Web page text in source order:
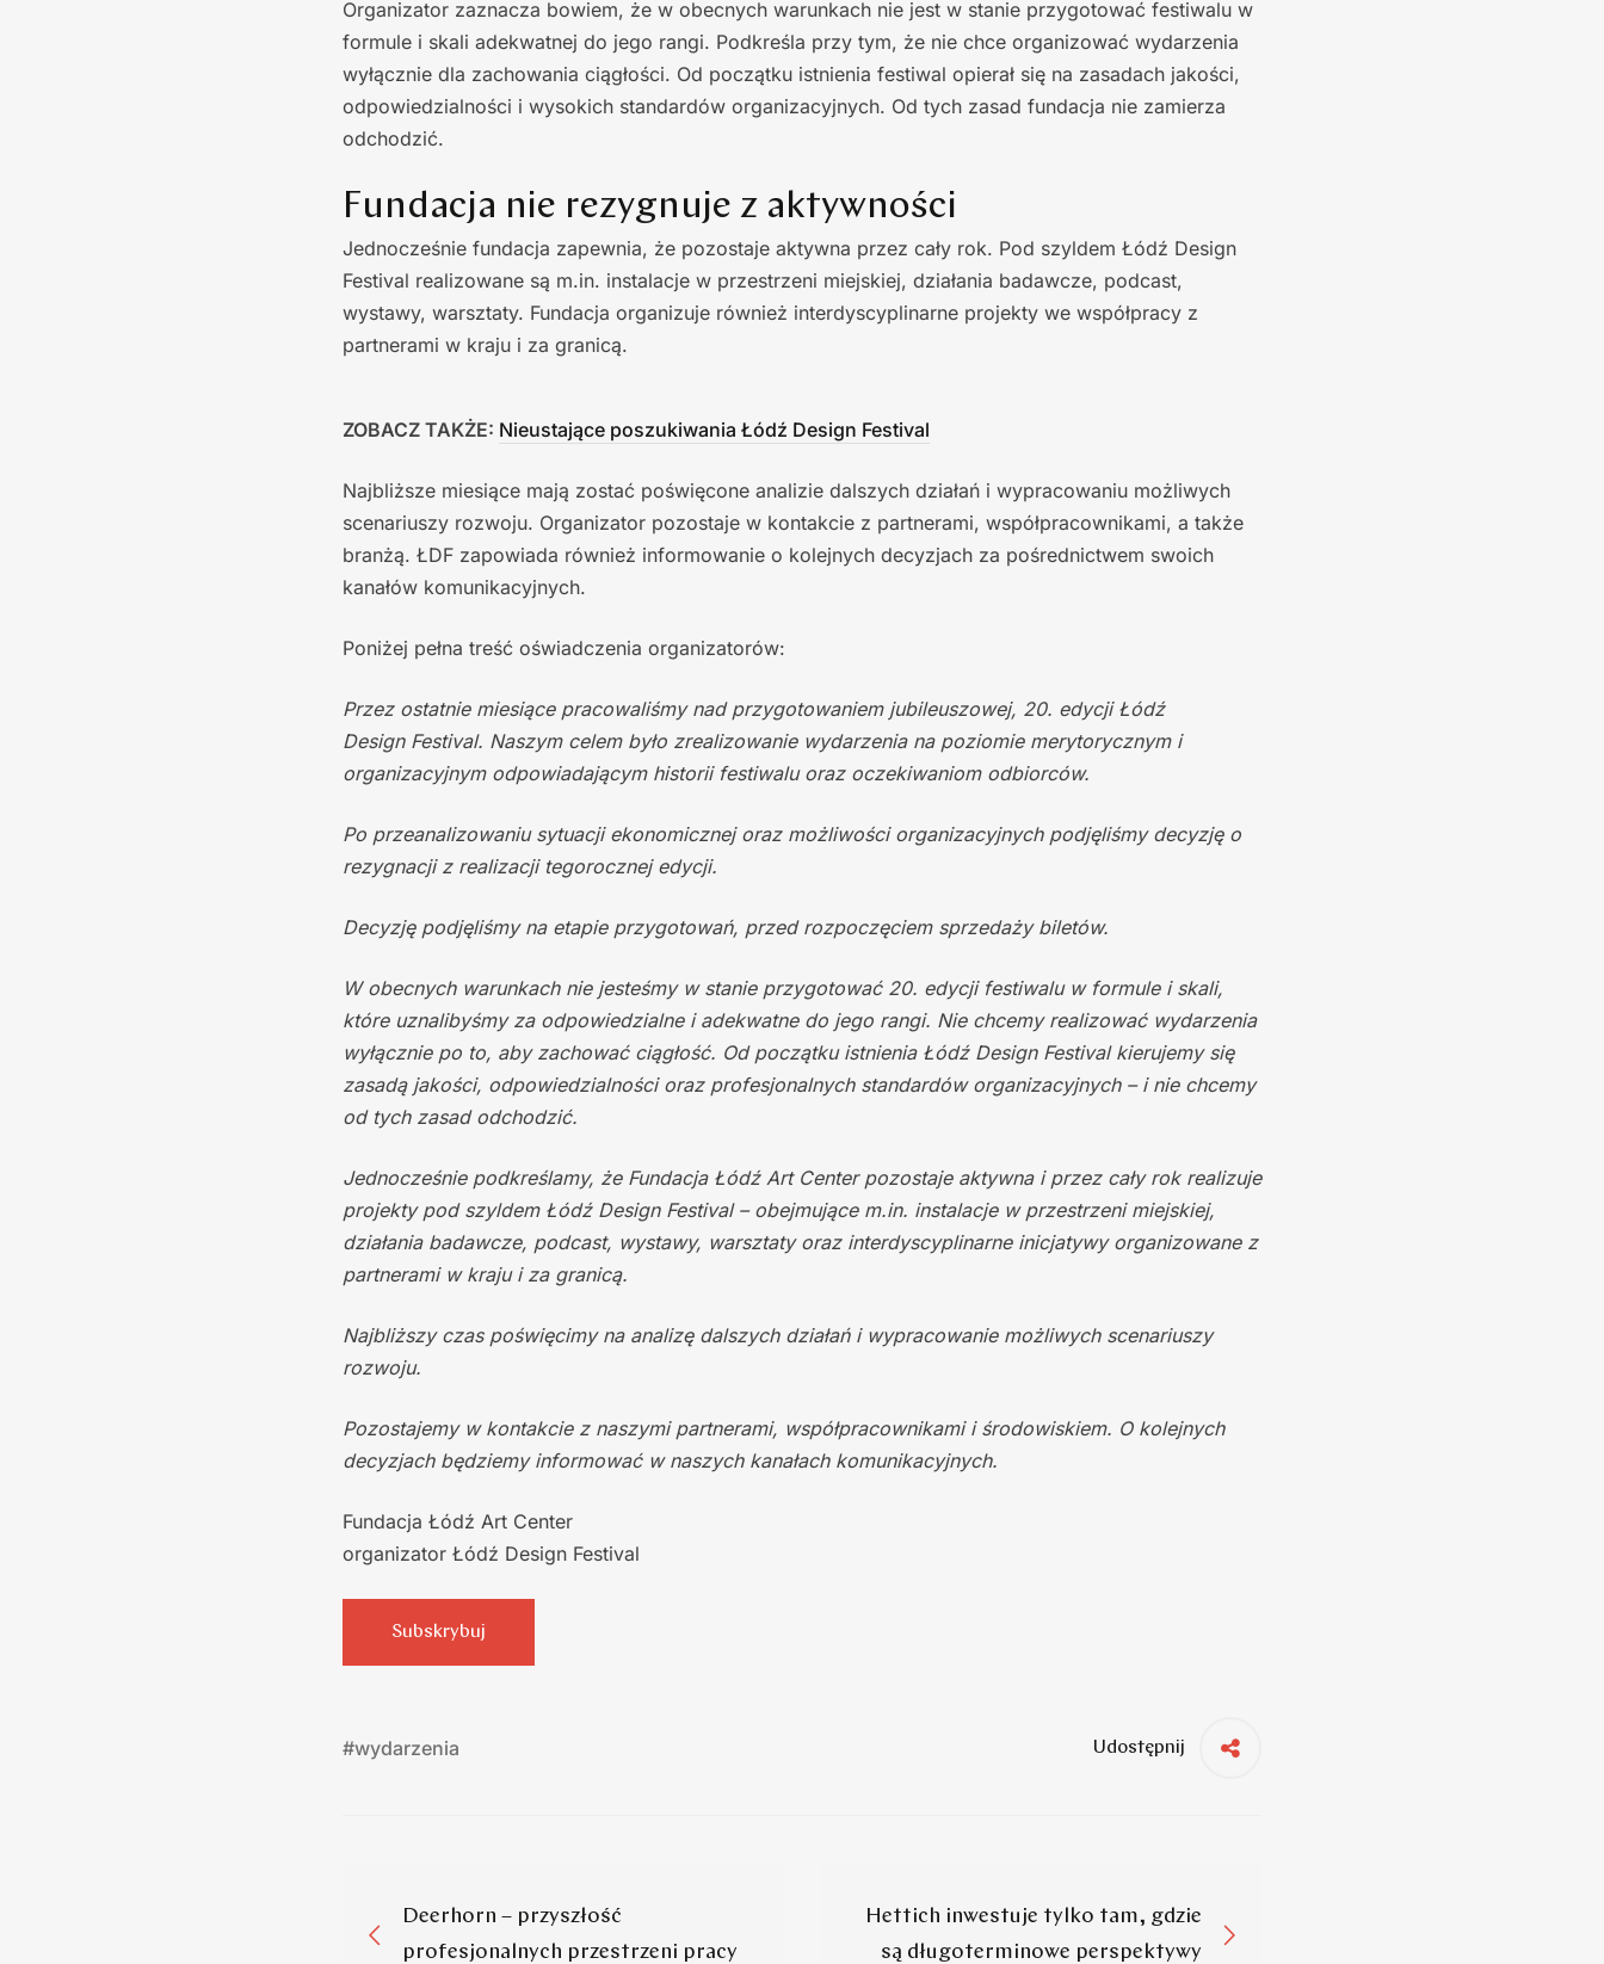
Organizator zaznacza bowiem, że w obecnych warunkach nie jest w stanie przygotować festiwalu w
formule i skali adekwatnej do jego rangi. Podkreśla przy tym, że nie chce organizować wydarzenia
wyłącznie dla zachowania ciągłości. Od początku istnienia festiwal opierał się na zasadach jakości,
odpowiedzialności i wysokich standardów organizacyjnych. Od tych zasad fundacja nie zamierza
odchodzić.
Fundacja nie rezygnuje z aktywności
Jednocześnie fundacja zapewnia, że pozostaje aktywna przez cały rok. Pod szyldem Łódź Design
Festival realizowane są m.in. instalacje w przestrzeni miejskiej, działania badawcze, podcast,
wystawy, warsztaty. Fundacja organizuje również interdyscyplinarne projekty we współpracy z
partnerami w kraju i za granicą.
ZOBACZ TAKŻE: Nieustające poszukiwania Łódź Design Festival
Najbliższe miesiące mają zostać poświęcone analizie dalszych działań i wypracowaniu możliwych
scenariuszy rozwoju. Organizator pozostaje w kontakcie z partnerami, współpracownikami, a także
branżą. ŁDF zapowiada również informowanie o kolejnych decyzjach za pośrednictwem swoich
kanałów komunikacyjnych.
Poniżej pełna treść oświadczenia organizatorów:
Przez ostatnie miesiące pracowaliśmy nad przygotowaniem jubileuszowej, 20. edycji Łódź
Design Festival. Naszym celem było zrealizowanie wydarzenia na poziomie merytorycznym i
organizacyjnym odpowiadającym historii festiwalu oraz oczekiwaniom odbiorców.
Po przeanalizowaniu sytuacji ekonomicznej oraz możliwości organizacyjnych podjęliśmy decyzję o
rezygnacji z realizacji tegorocznej edycji.
Decyzję podjęliśmy na etapie przygotowań, przed rozpoczęciem sprzedaży biletów.
W obecnych warunkach nie jesteśmy w stanie przygotować 20. edycji festiwalu w formule i skali,
które uznalibyśmy za odpowiedzialne i adekwatne do jego rangi. Nie chcemy realizować wydarzenia
wyłącznie po to, aby zachować ciągłość. Od początku istnienia Łódź Design Festival kierujemy się
zasadą jakości, odpowiedzialności oraz profesjonalnych standardów organizacyjnych – i nie chcemy
od tych zasad odchodzić.
Jednocześnie podkreślamy, że Fundacja Łódź Art Center pozostaje aktywna i przez cały rok realizuje
projekty pod szyldem Łódź Design Festival – obejmujące m.in. instalacje w przestrzeni miejskiej,
działania badawcze, podcast, wystawy, warsztaty oraz interdyscyplinarne inicjatywy organizowane z
partnerami w kraju i za granicą.
Najbliższy czas poświęcimy na analizę dalszych działań i wypracowanie możliwych scenariuszy
rozwoju.
Pozostajemy w kontakcie z naszymi partnerami, współpracownikami i środowiskiem. O kolejnych
decyzjach będziemy informować w naszych kanałach komunikacyjnych.
Fundacja Łódź Art Center
organizator Łódź Design Festival
Subskrybuj
#wydarzenia Udostępnij
Deerhorn – przyszłość
profesjonalnych przestrzeni pracy
Hettich inwestuje tylko tam, gdzie
są długoterminowe perspektywy